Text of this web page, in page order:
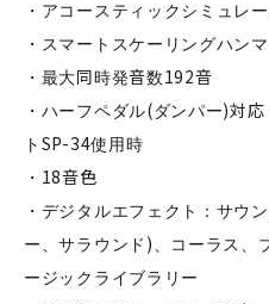
・アコースティックシミュレ
・スマートスケーリングハン
・最大同時発音数192音
・ハーフペダル(ダンパー)対
トSP-34使用時
・18音色
・デジタルエフェクト：サウ
ー、サラウンド)、コーラス、
ージックライブラリー